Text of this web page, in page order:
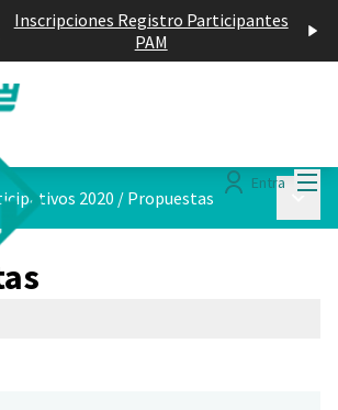
Inscripciones Registro Participantes
PAM
Entra
2020 / Propuestas